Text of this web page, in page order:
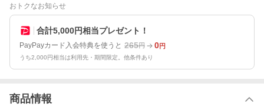
おトクなお知らせ
合計5,000円相当プレゼント！
PayPayカード入会特典を使うと 265円 0円
うち2,000円相当は利用先・期間限定。他条件あり
商品情報